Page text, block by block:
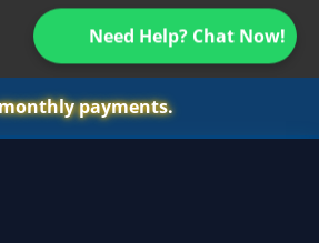
Need Help? Chat Now!
payments.